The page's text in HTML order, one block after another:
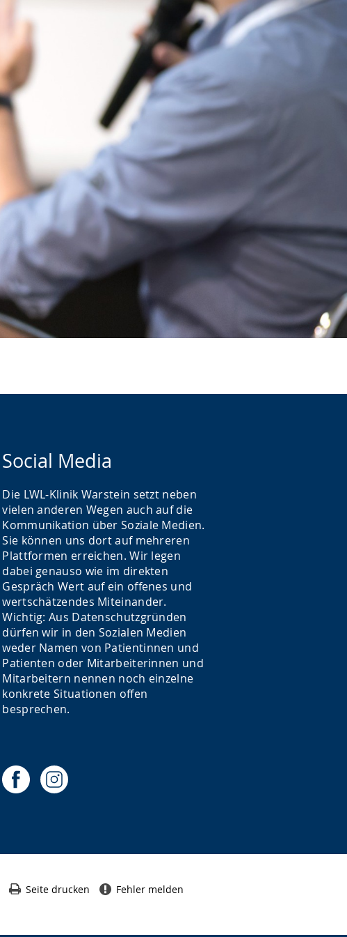
Social Media
Die LWL-Klinik Warstein setzt neben
vielen anderen Wegen auch auf die
Kommunikation über Soziale Medien.
Sie können uns dort auf mehreren
Plattformen erreichen. Wir legen
dabei genauso wie im direkten
Gespräch Wert auf ein offenes und
wertschätzendes Miteinander.
Wichtig: Aus Datenschutzgründen
dürfen wir in den Sozialen Medien
weder Namen von Patientinnen und
Patienten oder Mitarbeiterinnen und
Mitarbeitern nennen noch einzelne
konkrete Situationen offen
besprechen.
Seite drucken Fehler melden